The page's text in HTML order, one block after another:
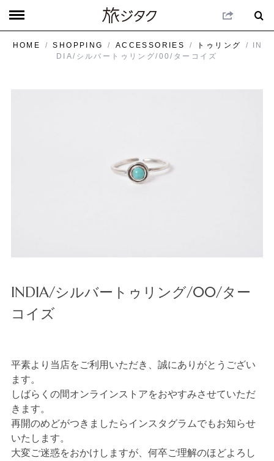
HOME / SHOPPING / ACCESSORIES / トゥリング
/ IN
DIA/シルバートゥリング/00/ターコイズ
INDIA/シルバートゥリング/00/ター
コイズ
平素より当店をご利用いただき、誠にありがとうござい
ます。
しばらくの間オンラインストアをおやすみさせていただ
きます。
再開のめどがつきましたらインスタグラムでもお知らせ
いたします。
大変ご迷惑をおかけしますが、何卒ご理解のほどよろし